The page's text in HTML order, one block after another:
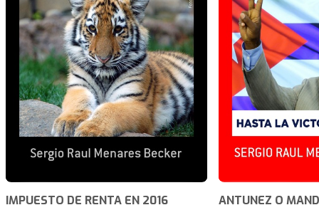
IMPUESTO DE RENTA EN 2016 ANTUNEZ O